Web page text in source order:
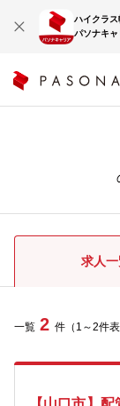
ハイクラス
パソナキャ
求人
一覧 2 件（1～2件表